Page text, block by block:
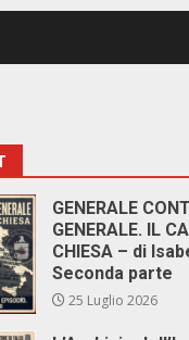
GENERALE
GENERALE. IL
CHIESA – di
Seconda parte
25 Luglio 2026